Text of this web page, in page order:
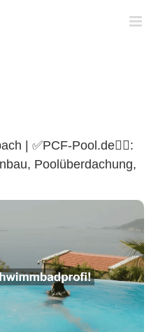
| ✅PCF-Pool.de🏊🏼:
Poolüberdachung,